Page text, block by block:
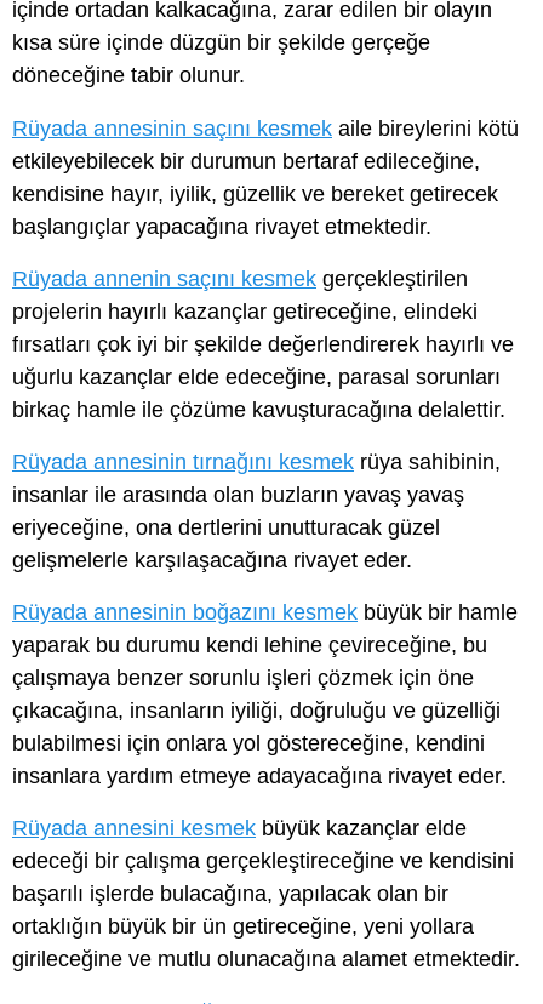
içinde ortadan kalkacağına, zarar edilen bir olayın
kısa süre içinde düzgün bir şekilde gerçeğe
döneceğine tabir olunur.
Rüyada annesinin saçını kesmek aile bireylerini kötü
etkileyebilecek bir durumun bertaraf edileceğine,
kendisine hayır, iyilik, güzellik ve bereket getirecek
başlangıçlar yapacağına rivayet etmektedir.
Rüyada annenin saçını kesmek gerçekleştirilen
projelerin hayırlı kazançlar getireceğine, elindeki
fırsatları çok iyi bir şekilde değerlendirerek hayırlı ve
uğurlu kazançlar elde edeceğine, parasal sorunları
birkaç hamle ile çözüme kavuşturacağına delalettir.
Rüyada annesinin tırnağını kesmek rüya sahibinin,
insanlar ile arasında olan buzların yavaş yavaş
eriyeceğine, ona dertlerini unutturacak güzel
gelişmelerle karşılaşacağına rivayet eder.
Rüyada annesinin boğazını kesmek büyük bir hamle
yaparak bu durumu kendi lehine çevireceğine, bu
çalışmaya benzer sorunlu işleri çözmek için öne
çıkacağına, insanların iyiliği, doğruluğu ve güzelliği
bulabilmesi için onlara yol göstereceğine, kendini
insanlara yardım etmeye adayacağına rivayet eder.
Rüyada annesini kesmek büyük kazançlar elde
edeceği bir çalışma gerçekleştireceğine ve kendisini
başarılı işlerde bulacağına, yapılacak olan bir
ortaklığın büyük bir ün getireceğine, yeni yollara
girileceğine ve mutlu olunacağına alamet etmektedir.